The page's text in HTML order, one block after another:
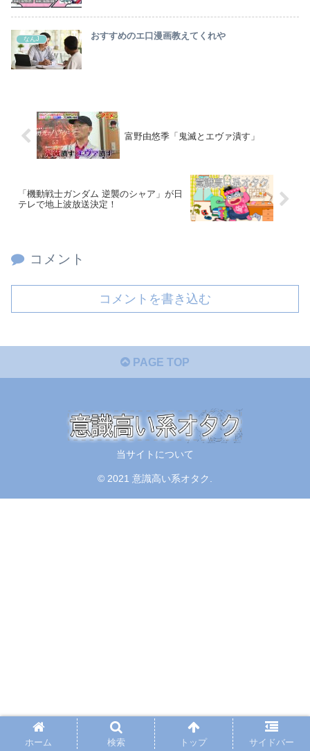
なんJ おすすめのエ口漫画教えてくれや
富野由悠季「鬼滅とエヴァ潰す」
「機動戦士ガンダム 逆襲のシャア」が日
テレで地上波放送決定！
コメント
コメントを書き込む
PAGE TOP
当サイトについて
© 2021 意識高い系オタク.
ホーム 検索 トップ サイドバー